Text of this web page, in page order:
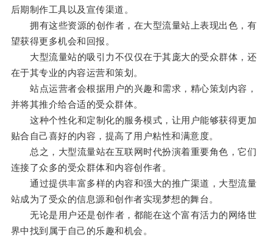
后期制作工具以及宣传渠道。
拥有这些资源的创作者，在大型流量站上表现出色，有
望获得更多机会和回报。
大型流量站的吸引力不仅仅在于其庞大的受众群体，还
在于其专业的内容运营和策划。
站点运营者会根据用户的兴趣和需求，精心策划内容，
并将其推介给合适的受众群体。
这种个性化和定制化的服务模式，让用户能够获得更加
贴合自己喜好的内容，提高了用户粘性和满意度。
总之，大型流量站在互联网时代扮演着重要角色，它们
连接了众多的受众群体和内容创作者。
通过提供丰富多样的内容和强大的推广渠道，大型流量
站成为了受众的信息源和创作者实现梦想的舞台。
无论是用户还是创作者，都能在这个富有活力的网络世
界中找到属于自己的乐趣和机会。